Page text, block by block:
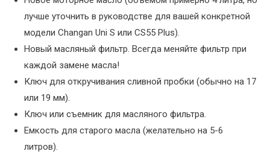
лучше уточнить в руководстве для вашей конкретной
модели Changan Uni S или CS55 Plus).
Новый масляный фильтр. Всегда меняйте фильтр при
каждой замене масла!
Ключ для откручивания сливной пробки (обычно на 17
или 19 мм).
Ключ или съемник для масляного фильтра.
Емкость для старого масла (желательно на 5-6
литров).